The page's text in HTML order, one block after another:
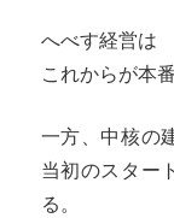
へべす経営は
これからが本番
一方、中核の
当初のスター
る。